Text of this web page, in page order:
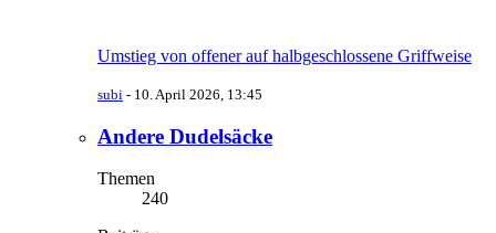
Umstieg von offener auf halbgeschlossene Griffweise
subi - 10. April 2026, 13:45
Andere Dudelsäcke
Themen
240